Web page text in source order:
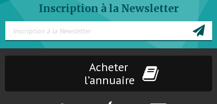
Inscription à la Newsletter
Acheter
l’annuaire